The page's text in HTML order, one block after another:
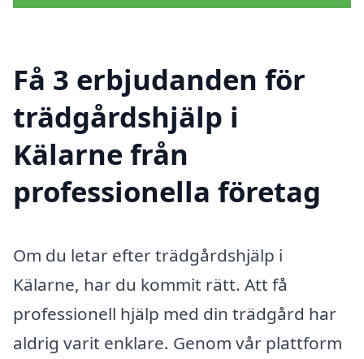
Få 3 erbjudanden för
trädgårdshjälp i
Kälarne från
professionella företag
Om du letar efter trädgårdshjälp i
Kälarne, har du kommit rätt. Att få
professionell hjälp med din trädgård har
aldrig varit enklare. Genom vår plattform